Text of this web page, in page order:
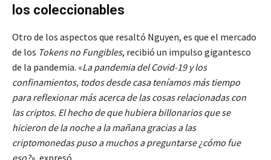
los coleccionables
Otro de los aspectos que resaltó Nguyen, es que el mercado
de los Tokens no Fungibles, recibió un impulso gigantesco
de la pandemia. «La pandemia del Covid-19 y los
confinamientos, todos desde casa teníamos más tiempo
para reflexionar más acerca de las cosas relacionadas con
las criptos. El hecho de que hubiera billonarios que se
hicieron de la noche a la mañana gracias a las
criptomonedas puso a muchos a preguntarse ¿cómo fue
eso?», expresó.